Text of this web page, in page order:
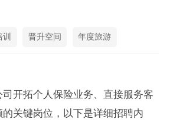
训 晋升空间 年度旅游
开拓个人保险业务、直接服务客
的关键岗位，以下是详细招聘内